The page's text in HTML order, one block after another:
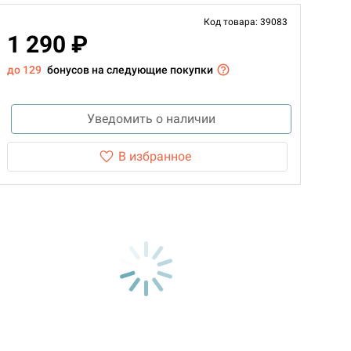
Код товара: 39083
1 290 ₽
до 129 бонусов на следующие покупки
Уведомить о наличии
В избранное